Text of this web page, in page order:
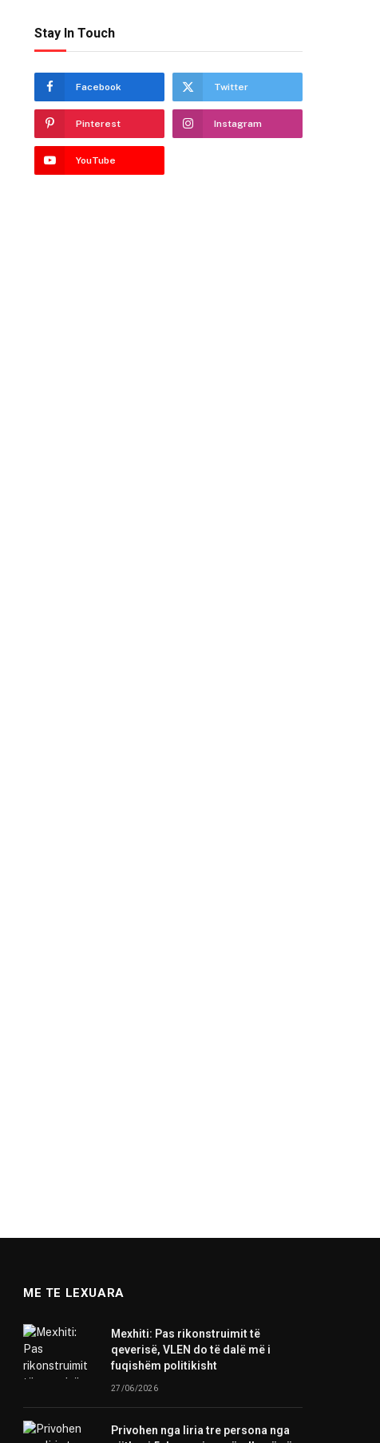
Stay In Touch
Facebook Twitter
Pinterest Instagram
YouTube
ME TE LEXUARA
Mexhiti: Pas rikonstruimit të
qeverisë, VLEN do të dalë më i
fuqishëm politikisht
27/06/2026
Privohen nga liria tre persona nga